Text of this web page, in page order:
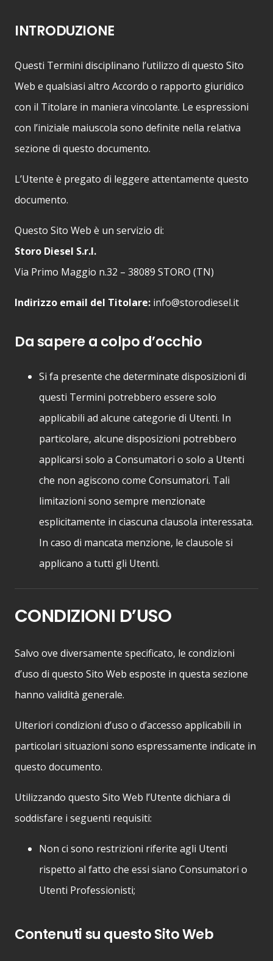
INTRODUZIONE
Questi Termini disciplinano l’utilizzo di questo Sito
Web e qualsiasi altro Accordo o rapporto giuridico
con il Titolare in maniera vincolante. Le espressioni
con l’iniziale maiuscola sono definite nella relativa
sezione di questo documento.
L’Utente è pregato di leggere attentamente questo
documento.
Questo Sito Web è un servizio di:
Storo Diesel S.r.l.
Via Primo Maggio n.32 – 38089 STORO (TN)
Indirizzo email del Titolare: info@storodiesel.it
Da sapere a colpo d’occhio
Si fa presente che determinate disposizioni di
questi Termini potrebbero essere solo
applicabili ad alcune categorie di Utenti. In
particolare, alcune disposizioni potrebbero
applicarsi solo a Consumatori o solo a Utenti
che non agiscono come Consumatori. Tali
limitazioni sono sempre menzionate
esplicitamente in ciascuna clausola interessata.
In caso di mancata menzione, le clausole si
applicano a tutti gli Utenti.
CONDIZIONI D’USO
Salvo ove diversamente specificato, le condizioni
d’uso di questo Sito Web esposte in questa sezione
hanno validità generale.
Ulteriori condizioni d’uso o d’accesso applicabili in
particolari situazioni sono espressamente indicate in
questo documento.
Utilizzando questo Sito Web l’Utente dichiara di
soddisfare i seguenti requisiti:
Non ci sono restrizioni riferite agli Utenti
rispetto al fatto che essi siano Consumatori o
Utenti Professionisti;
Contenuti su questo Sito Web